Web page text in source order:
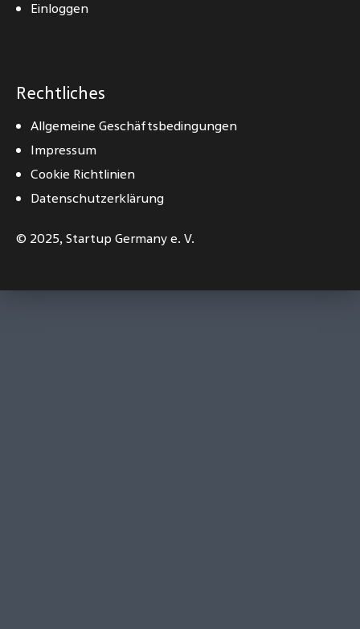
Einloggen
Rechtliches
Allgemeine Geschäftsbedingungen
Impressum
Cookie Richtlinien
Datenschutzerklärung
© 2025,Startup Germany e. V.